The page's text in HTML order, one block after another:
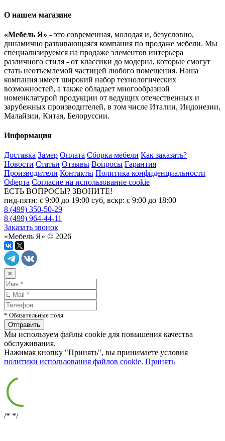
О нашем магазине
«Мебель Я» - это современная, молодая и, безусловно,
динамично развивающаяся компания по продаже мебели. Мы
специализируемся на продаже элементов интерьера
различного стиля - от классики до модерна, которые смогут
стать неотъемлемой частицей любого помещения. Наша
компания имеет широкий набор технологических
возможностей, а также обладает многообразной
номенклатурой продукции от ведущих отечественных и
зарубежных производителей, в том числе Италии, Индонезии,
Малайзии, Китая, Белоруссии.
Информация
Доставка Замер Оплата Сборка мебели Как заказать?
Новости Статьи Отзывы Вопросы Гарантия
Производители Контакты Политика конфиденциальности
Оферта Согласие на использование cookie
ЕСТЬ ВОПРОСЫ? ЗВОНИТЕ!
пнд-пятн: с 9:00 до 19:00 суб, вскр: с 9:00 до 18:00
8 (499) 350-50-29
8 (499) 964-44-11
Заказать звонок
«Мебель Я» © 2026
×
* Обязательные поля
Мы используем файлы cookie для повышения качества
обслуживания.
Нажимая кнопку "Принять", вы принимаете условия
политики использования файлов cookie. Принять
/* */